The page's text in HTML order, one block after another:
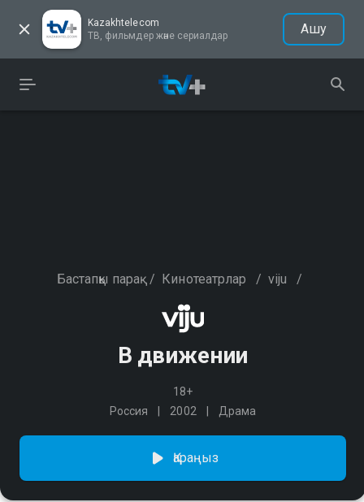
Kazakhtelecom
ТВ, фильмдер және сериалдар
Ашу
Бастапқы парақ / Кинотеатрлар / viju /
В движении
18+
Россия
2002 Драма
Қараңыз